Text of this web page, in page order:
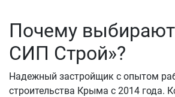
Почему
СИП Строй»?
Надежный застройщик с опытом
строительства Крыма с 2014 года.